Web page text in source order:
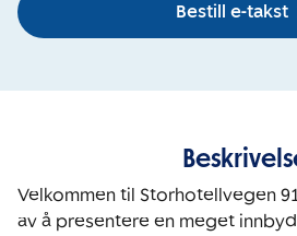
Bestill e-takst
Velkommen til Storhotellvegen
av å presentere en meget